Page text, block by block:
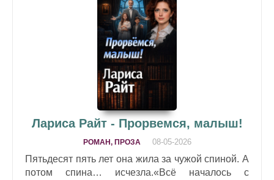
Лариса Райт - Прорвемся, малыш!
РОМАН, ПРОЗА 08-05-2026
Пятьдесят пять лет она жила за чужой спиной. А
потом спина… исчезла.«Всё началось с